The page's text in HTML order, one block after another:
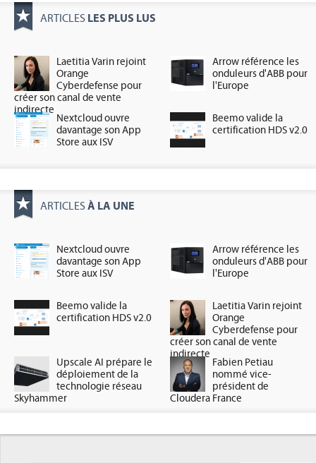
ARTICLES LES PLUS LUS
Laetitia Varin rejoint
Orange
Cyberdefense pour
créer son canal de vente
indirecte
Arrow référence les
onduleurs d'ABB pour
l'Europe
Nextcloud ouvre
davantage son App
Store aux ISV
Beemo valide la
certification HDS v2.0
ARTICLES À LA UNE
Nextcloud ouvre
davantage son App
Store aux ISV
Arrow référence les
onduleurs d'ABB pour
l'Europe
Beemo valide la
certification HDS v2.0
Laetitia Varin rejoint
Orange
Cyberdefense pour
créer son canal de vente
indirecte
Upscale AI prépare le
déploiement de la
technologie réseau
Skyhammer
Fabien Petiau
nommé vice-
président de
Cloudera France